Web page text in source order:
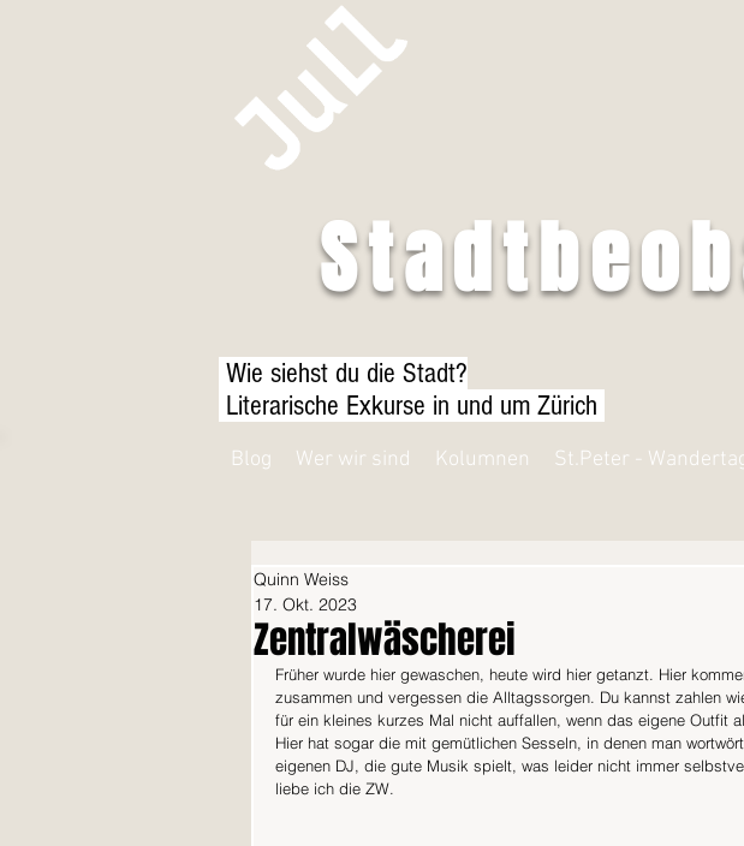
Wie siehst du die Stadt?
Literarische Exkurse in und um Zürich
Blog Wer wir sind Kolumnen St.Peter -
Zentralwäscherei
Quinn Weiss
17. Okt. 2023
Früher wurde hier gewaschen, heute wird hier getanzt. Hier
zusammen und vergessen die Alltagssorgen. Du kannst zahlen
für ein kleines kurzes Mal nicht auffallen, wenn das eigene Outfit
Hier hat sogar die mit gemütlichen Sesseln, in denen man
eigenen DJ, die gute Musik spielt, was leider nicht immer
liebe ich die ZW.